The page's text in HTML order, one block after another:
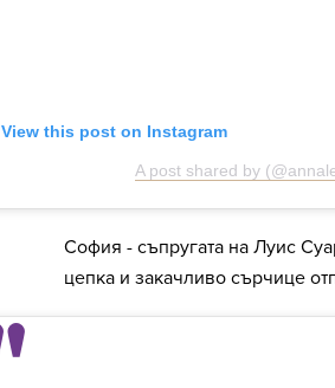
View this post on Instagram
A post shared by
София - съпругата на Луис
цепка и закачливо сърчице